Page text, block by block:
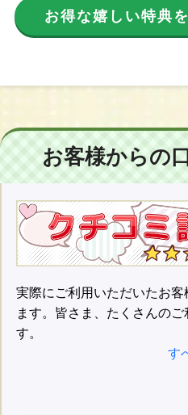
お得な嬉しい特典
お客様からの
実際にご利用いただいたお
ます。皆さま、たくさんの
す。
す